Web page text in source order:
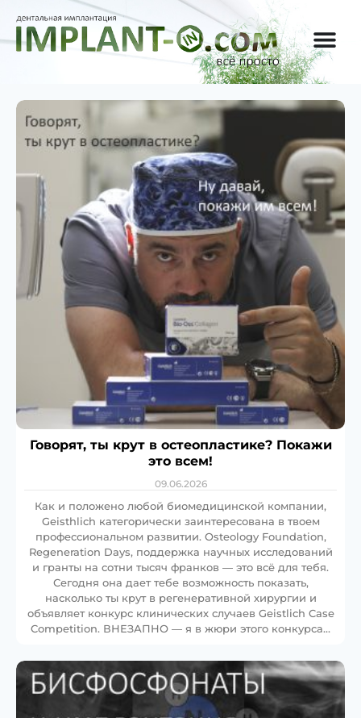
Говорят, ты крут в остеопластике? Покажи
это всем!
09.06.2026
Как и положено любой биомедицинской компании,
Geisthlich категорически заинтересована в твоем
профессиональном развитии. Osteology Foundation,
Regeneration Days, поддержка научных исследований
и гранты на сотни тысяч франков — это всё для тебя.
Сегодня она дает тебе возможность показать,
насколько ты крут в регенеративной хирургии и
объявляет конкурс клинических случаев Geistlich Case
Competition. ВНЕЗАПНО — я в жюри этого конкурса…